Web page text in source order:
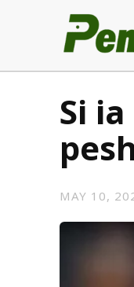
Si
MAY 10,